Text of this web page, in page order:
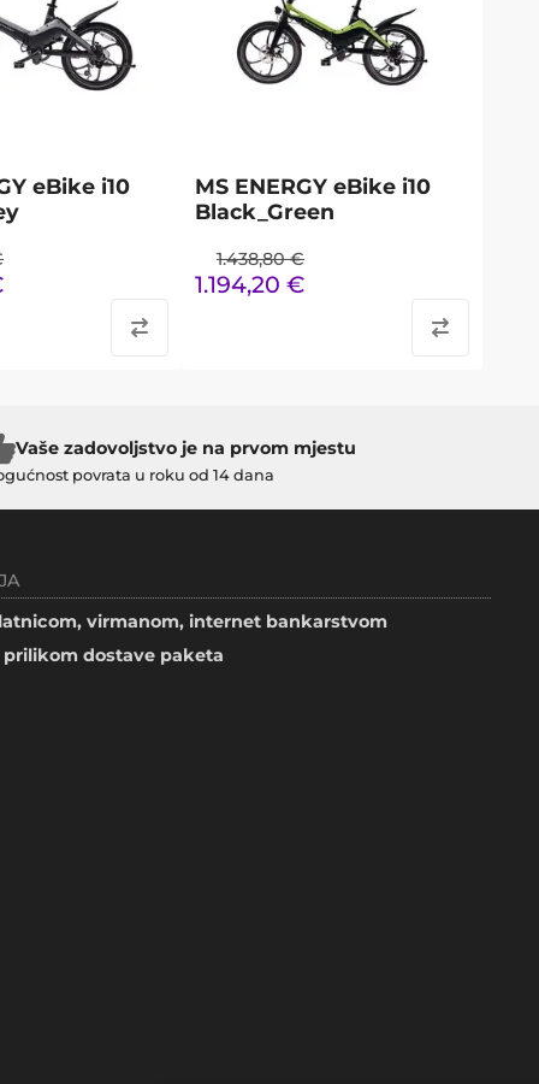
eBike i10
MS ENERGY eBike i10
Black_Green
1.438,80 €
1.194,20 €
Vaše zadovoljstvo je na prvom mjestu
povrata u roku od 14 dana
virmanom, internet bankarstvom
prilikom dostave paketa